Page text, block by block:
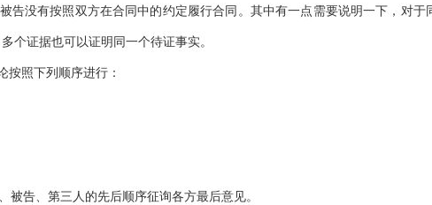
告没有按照双方在合同中的约定履行合同。其中有一点需要说明一下，对于
个证据也可以证明同一个待证事实。
按照下列顺序进行：
告、第三人的先后顺序征询各方最后意见。